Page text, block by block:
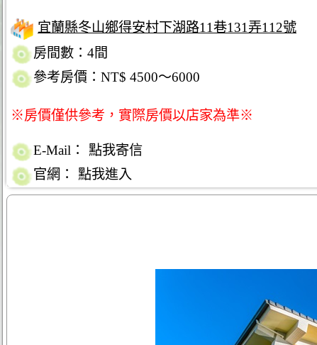
宜蘭縣冬山鄉得安村下湖路11巷131弄112號
房間數：4間
參考房價：NT$ 4500～6000
※房價僅供參考，實際房價以店家為準※
E-Mail：
點我寄信
官網：
點我進入